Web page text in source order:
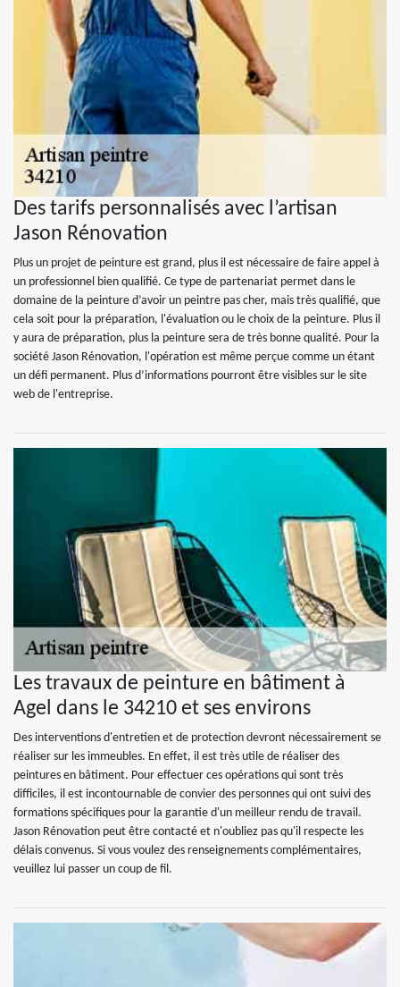
Des tarifs personnalisés avec l’artisan
Jason Rénovation
Plus un projet de peinture est grand, plus il est nécessaire de faire appel à
un professionnel bien qualifié. Ce type de partenariat permet dans le
domaine de la peinture d’avoir un peintre pas cher, mais très qualifié, que
cela soit pour la préparation, l'évaluation ou le choix de la peinture. Plus il
y aura de préparation, plus la peinture sera de très bonne qualité. Pour la
société Jason Rénovation, l'opération est même perçue comme un étant
un défi permanent. Plus d’informations pourront être visibles sur le site
web de l'entreprise.
Les travaux de peinture en bâtiment à
Agel dans le 34210 et ses environs
Des interventions d'entretien et de protection devront nécessairement se
réaliser sur les immeubles. En effet, il est très utile de réaliser des
peintures en bâtiment. Pour effectuer ces opérations qui sont très
difficiles, il est incontournable de convier des personnes qui ont suivi des
formations spécifiques pour la garantie d'un meilleur rendu de travail.
Jason Rénovation peut être contacté et n'oubliez pas qu'il respecte les
délais convenus. Si vous voulez des renseignements complémentaires,
veuillez lui passer un coup de fil.